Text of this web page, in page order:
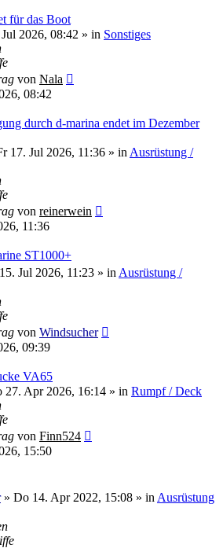
für das Boot
2026, 08:42 » in Sonstiges
von Nala
08:42
durch d-marina endet im Dezember
17. Jul 2026, 11:36 » in Ausrüstung /
von reinerwein
11:36
ST1000+
Jul 2026, 11:23 » in Ausrüstung /
von Windsucher
09:39
VA65
27. Apr 2026, 16:14 » in Rumpf / Deck
von Finn524
15:50
» Do 14. Apr 2022, 15:08 » in Ausrüstung